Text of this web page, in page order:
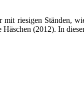
mit riesigen Ständen,
(2012). In